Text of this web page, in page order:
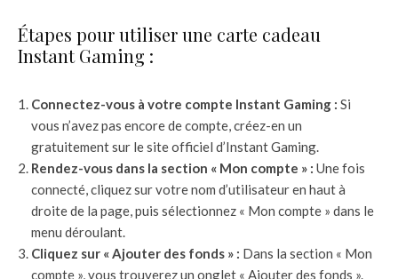
Étapes pour utiliser une carte cadeau
Instant Gaming :
Connectez-vous à votre compte Instant Gaming : Si
vous n’avez pas encore de compte, créez-en un
gratuitement sur le site officiel d’Instant Gaming.
Rendez-vous dans la section « Mon compte » : Une fois
connecté, cliquez sur votre nom d’utilisateur en haut à
droite de la page, puis sélectionnez « Mon compte » dans le
menu déroulant.
Cliquez sur « Ajouter des fonds » : Dans la section « Mon
compte », vous trouverez un onglet « Ajouter des fonds ».